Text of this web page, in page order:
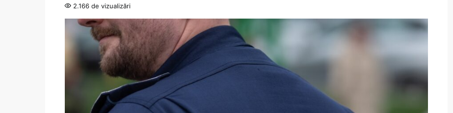
2.166 de vizualizări